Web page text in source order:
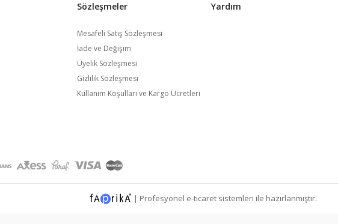
Sözleşmeler
Mesafeli Satış Sözleşmesi
İade ve Değişim
Üyelik Sözleşmesi
Gizlilik Sözleşmesi
Kullanım Koşulları ve Kargo Ücretleri
Yardım
| Profesyonel e-ticaret sistemleri ile hazırlanmıştır.